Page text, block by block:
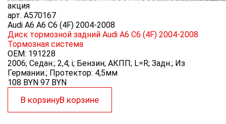
акция
арт. A570167
Audi A6 A6 C6 (4F) 2004-2008
Диск тормозной задний Audi A6 C6 (4F) 2004-2008
Тормозная система
OEM: 191228
2006; Седан.; 2,4; i; Бензин; АКПП; L=R; Задн.; Из
Германии.; Протектор: 4,5мм
108 BYN 97 BYN
В корзинуВ корзине